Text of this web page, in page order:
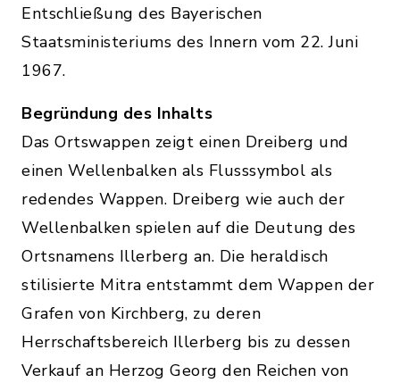
Entschließung des Bayerischen
Staatsministeriums des Innern vom 22. Juni
1967.
Begründung des Inhalts
Das Ortswappen zeigt einen Dreiberg und
einen Wellenbalken als Flusssymbol als
redendes Wappen. Dreiberg wie auch der
Wellenbalken spielen auf die Deutung des
Ortsnamens Illerberg an. Die heraldisch
stilisierte Mitra entstammt dem Wappen der
Grafen von Kirchberg, zu deren
Herrschaftsbereich Illerberg bis zu dessen
Verkauf an Herzog Georg den Reichen von